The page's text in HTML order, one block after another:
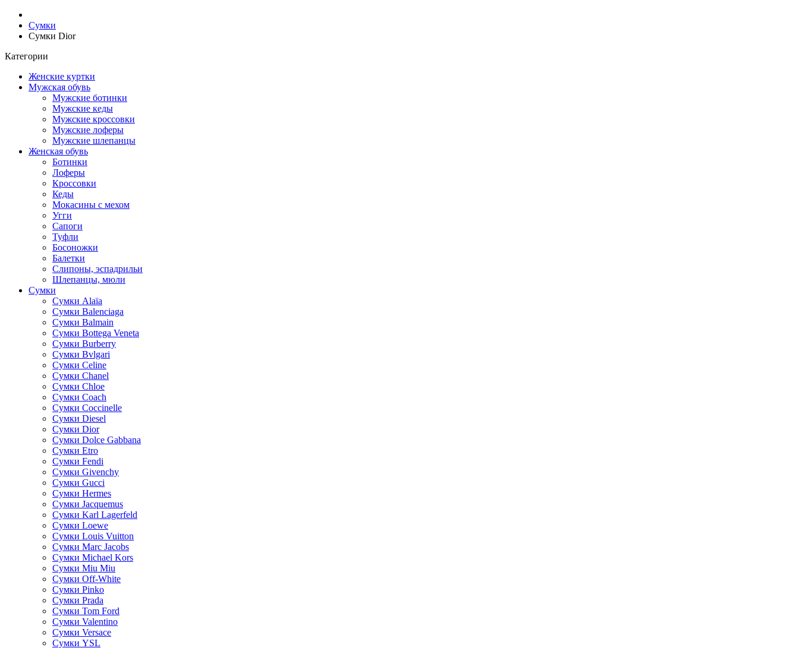
Сумки
Сумки Dior
Категории
Женские куртки
Мужская обувь
Мужские ботинки
Мужские кеды
Мужские кроссовки
Мужские лоферы
Мужские шлепанцы
Женская обувь
Ботинки
Лоферы
Кроссовки
Кеды
Мокасины с мехом
Угги
Сапоги
Туфли
Босоножки
Балетки
Слипоны, эспадрильи
Шлепанцы, мюли
Сумки
Cумки Alaïa
Сумки Balenciaga
Сумки Balmain
Сумки Bottega Veneta
Сумки Burberry
Сумки Bvlgari
Сумки Celine
Сумки Chanel
Сумки Chloe
Сумки Coach
Сумки Coccinelle
Сумки Diesel
Сумки Dior
Сумки Dolce Gabbana
Сумки Etro
Сумки Fendi
Сумки Givenchy
Сумки Gucci
Сумки Hermes
Сумки Jacquemus
Сумки Karl Lagerfeld
Сумки Loewe
Сумки Louis Vuitton
Сумки Marc Jacobs
Сумки Michael Kors
Сумки Miu Miu
Сумки Off-White
Сумки Pinko
Сумки Prada
Сумки Tom Ford
Cумки Valentino
Сумки Versace
Сумки YSL